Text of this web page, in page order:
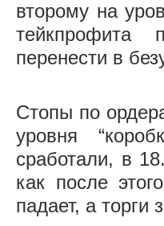
второму на
тейкпрофита
перенести в
Стопы по
уровня
сработали, в
как после
падает, а торги